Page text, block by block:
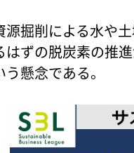
源掘削による水や
はずの脱炭素の推
懸念である。